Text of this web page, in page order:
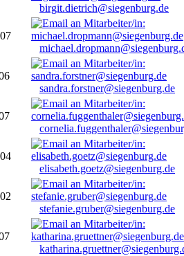
birgit.dietrich@siegenburg.de
sandra.forstner@siegenburg.de
elisabeth.goetz@siegenburg.de
stefanie.gruber@siegenburg.de